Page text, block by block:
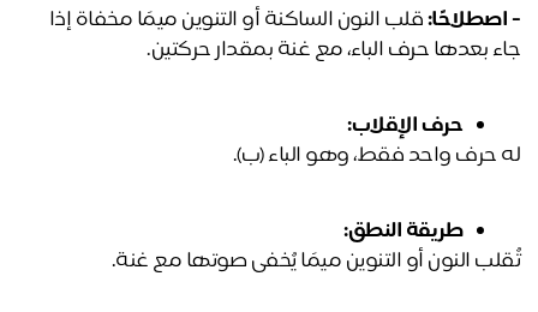
قلب النون الساكنة أو التنوين ميمًا مخفاة إذا
بعدها حرف الباء، مع غنة بمقدار حركتين.
حرف الإقلاب:
حرف واحد فقط، وهو الباء (ب).
طريقة النطق:
النون أو التنوين ميمًا يُخفى صوتها مع غنة.